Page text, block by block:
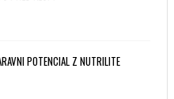
POTENCIAL Z NUTRILITE